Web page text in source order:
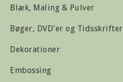
Blæk, Maling & Pulver
Bøger, DVD'er og Tidsskrifter
Dekorationer
Embossing